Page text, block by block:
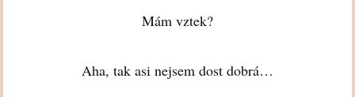
Mám vztek?
Aha, tak asi nejsem dost dobrá…